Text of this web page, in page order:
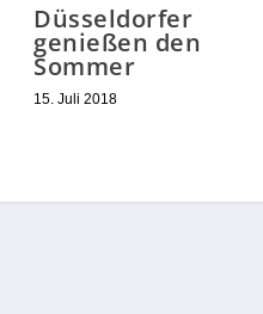
Düsseldorfer
genießen den
Sommer
15. Juli 2018